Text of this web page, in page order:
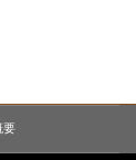
要